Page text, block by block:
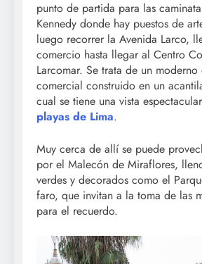
punto de partida para las
Kennedy donde hay puestos de
luego recorrer la Avenida Larco,
comercio hasta llegar al Centro
Larcomar. Se trata de un moderno
comercial construido en un
cual se tiene una vista
playas de Lima.
Muy cerca de allí se puede
por el Malecón de Miraflores,
verdes y decorados como el
faro, que invitan a la toma de las
para el recuerdo.